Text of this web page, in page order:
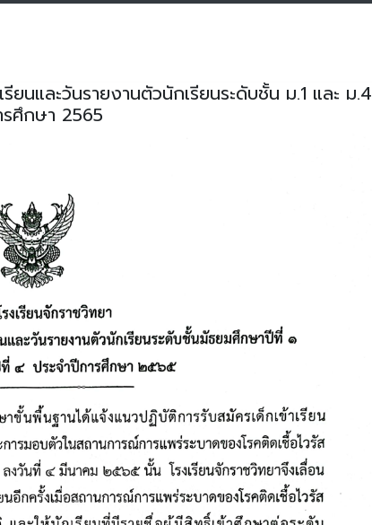
นและวันรายงานตัวนักเรียนระดับชั้น ม.1 และ ม
รศึกษา 2565